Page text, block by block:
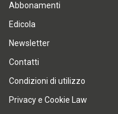
Abbonamenti
Edicola
Newsletter
Contatti
Condizioni di utilizzo
Privacy e Cookie Law